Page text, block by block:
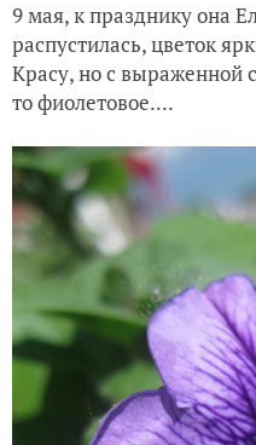
9 мая, к празднику она
распустилась, цветок
Красу, но с выраженной
то фиолетовое....